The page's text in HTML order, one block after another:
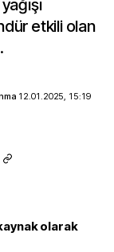
etkili olan
12.01.2025, 15:19
olarak